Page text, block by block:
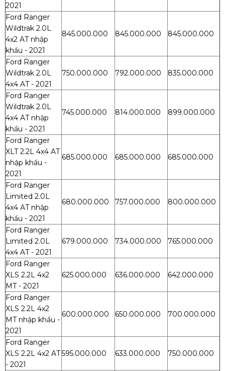
2021
Ford Ranger
Wildtrak 2.0L
4x2 AT nhập
khẩu - 2021
845.000.000 845.000.000 845.000.000
Ford Ranger
Wildtrak 2.0L
4x4 AT - 2021
750.000.000 792.000.000 835.000.000
Ford Ranger
Wildtrak 2.0L
4x4 AT nhập
khẩu - 2021
745.000.000 814.000.000 899.000.000
Ford Ranger
XLT 2.2L 4x4 AT
nhập khẩu -
2021
685.000.000 685.000.000 685.000.000
Ford Ranger
Limited 2.0L
4x4 AT nhập
khẩu - 2021
680.000.000 757.000.000 800.000.000
Ford Ranger
Limited 2.0L
4x4 AT - 2021
679.000.000 734.000.000 765.000.000
Ford Ranger
XLS 2.2L 4x2
MT - 2021
625.000.000 636.000.000 642.000.000
Ford Ranger
XLS 2.2L 4x2
MT nhập khẩu -
2021
600.000.000 650.000.000 700.000.000
Ford Ranger
XLS 2.2L 4x2 AT
- 2021
595.000.000 633.000.000 750.000.000